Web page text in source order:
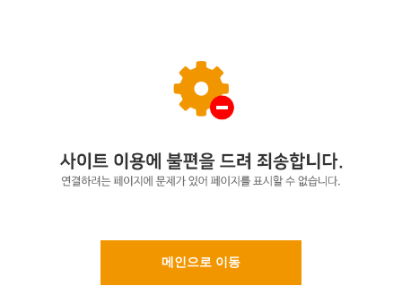
메인으로 이동